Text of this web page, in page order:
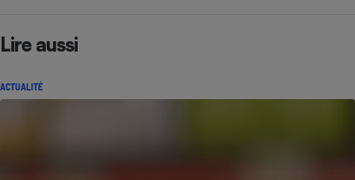
Lire aussi
ACTUALITÉ